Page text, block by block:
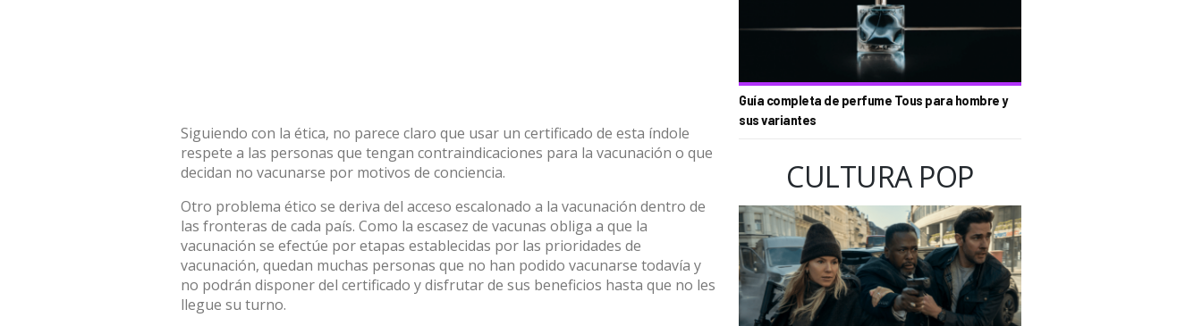
Siguiendo con la ética, no parece claro que usar un certificado de esta índole
respete a las personas que tengan contraindicaciones para la vacunación o que
decidan no vacunarse por motivos de conciencia.
Otro problema ético se deriva del acceso escalonado a la vacunación dentro de
las fronteras de cada país. Como la escasez de vacunas obliga a que la
vacunación se efectúe por etapas establecidas por las prioridades de
vacunación, quedan muchas personas que no han podido vacunarse todavía y
no podrán disponer del certificado y disfrutar de sus beneficios hasta que no les
llegue su turno.
Guía completa de perfume Tous para hombre y
sus variantes
CULTURA POP